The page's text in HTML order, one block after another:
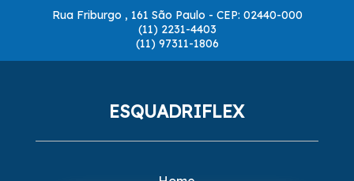
Rua Friburgo , 161 São Paulo - CEP: 02440-000
(11) 2231-4403
(11) 97311-1806
ESQUADRIFLEX